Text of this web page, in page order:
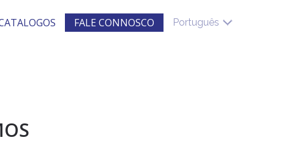
FALE CONNOSCO Português